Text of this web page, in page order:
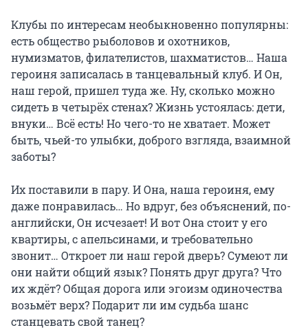
Клубы по интересам необыкновенно популярны:
есть общество рыболовов и охотников,
нумизматов, филателистов, шахматистов… Наша
героиня записалась в танцевальный клуб. И Он,
наш герой, пришел туда же. Ну, сколько можно
сидеть в четырёх стенах? Жизнь устоялась: дети,
внуки… Всё есть! Но чего-то не хватает. Может
быть, чьей-то улыбки, доброго взгляда, взаимной
заботы?
Их поставили в пару. И Она, наша героиня, ему
даже понравилась… Но вдруг, без объяснений, по-
английски, Он исчезает! И вот Она стоит у его
квартиры, с апельсинами, и требовательно
звонит… Откроет ли наш герой дверь? Сумеют ли
они найти общий язык? Понять друг друга? Что
их ждёт? Общая дорога или эгоизм одиночества
возьмёт верх? Подарит ли им судьба шанс
станцевать свой танец?